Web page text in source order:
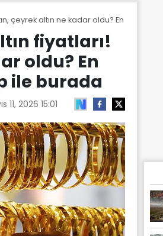
çeyrek altın ne kadar oldu? En güncel
fiyatları!
oldu? En
ile burada
11, 2026 15:01